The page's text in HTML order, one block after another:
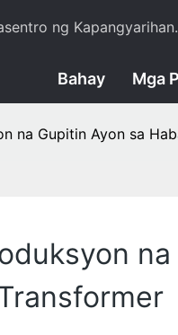
ng
Bahay Mga
na Gupitin Ayon sa